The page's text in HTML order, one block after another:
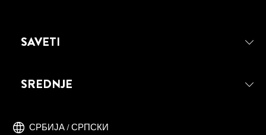
SAVETI
SREDNJE
СРБИЈА / СРПСКИ